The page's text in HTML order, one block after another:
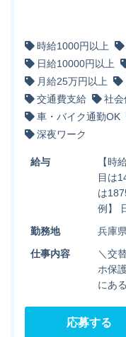
時給1000円以上
日給10000円以上
月給25万円以上
交通費支給
社会
車・バイク通勤OK
深夜ワーク
給与
【時
目は
は
例】
勤務地
兵庫
仕事内容
＼交
ホ保
にあ
応募する